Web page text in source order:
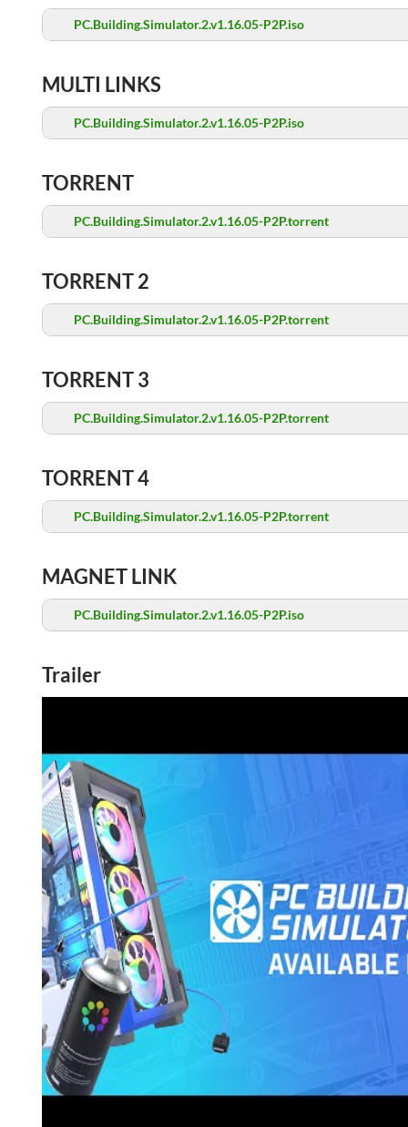
PC.Building.Simulator.2.v1.16.05-P2P.iso
MULTI LINKS
PC.Building.Simulator.2.v1.16.05-P2P.iso
TORRENT
PC.Building.Simulator.2.v1.16.05-P2P.torrent
TORRENT 2
PC.Building.Simulator.2.v1.16.05-P2P.torrent
TORRENT 3
PC.Building.Simulator.2.v1.16.05-P2P.torrent
TORRENT 4
PC.Building.Simulator.2.v1.16.05-P2P.torrent
MAGNET LINK
PC.Building.Simulator.2.v1.16.05-P2P.iso
Trailer